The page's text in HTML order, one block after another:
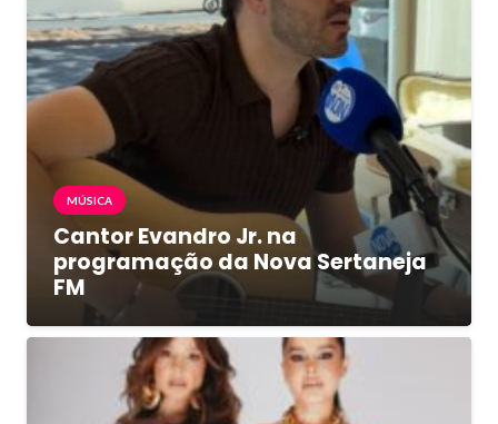
MÚSICA
Cantor Evandro Jr. na
programação da Nova Sertaneja
FM